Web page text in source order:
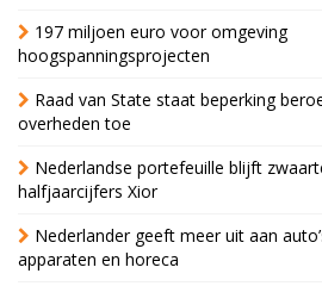
197 miljoen euro voor omgeving
hoogspanningsprojecten
Raad van State staat beperking
overheden toe
Nederlandse portefeuille blijft
halfjaarcijfers Xior
Nederlander geeft meer uit aan
apparaten en horeca